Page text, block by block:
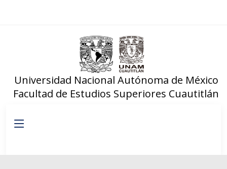
Universidad Nacional Autónoma de México
Facultad de Estudios Superiores Cuautitlán